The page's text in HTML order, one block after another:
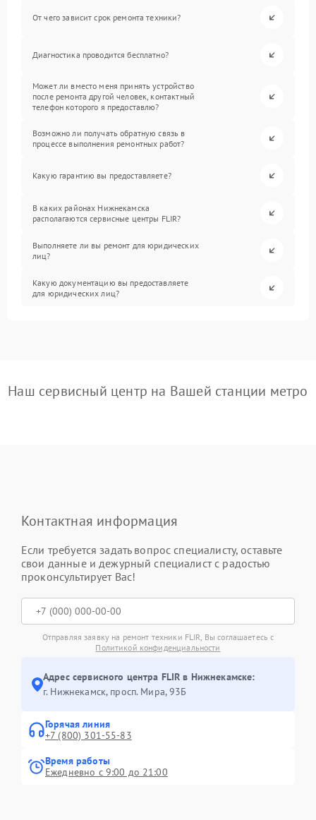
От чего зависит срок ремонта техники?
Диагностика проводится бесплатно?
Может ли вместо меня принять устройство
после ремонта другой человек, контактный
телефон которого я предоставлю?
Возможно ли получать обратную связь в
процессе выполнения ремонтных работ?
Какую гарантию вы предоставляете?
В каких районах Нижнекамска
располагаются сервисные центры FLIR?
Выполняете ли вы ремонт для юридических
лиц?
Какую документацию вы предоставляете
для юридических лиц?
Наш сервисный центр на Вашей станции метро
Контактная информация
Если требуется задать вопрос специалисту, оставьте
свои данные и дежурный специалист с радостью
проконсультирует Вас!
Отправляя заявку на ремонт техники FLIR, Вы соглашаетесь с
Политикой конфиденциальности
Адрес сервисного центра FLIR в Нижнекамске:
г. Нижнекамск, просп. Мира, 93Б
Горячая линия
+7 (800) 301-55-83
Время работы
Ежедневно с 9:00 до 21:00